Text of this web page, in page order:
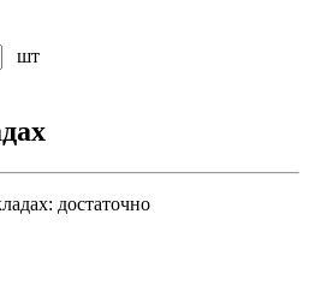
шт
достаточно